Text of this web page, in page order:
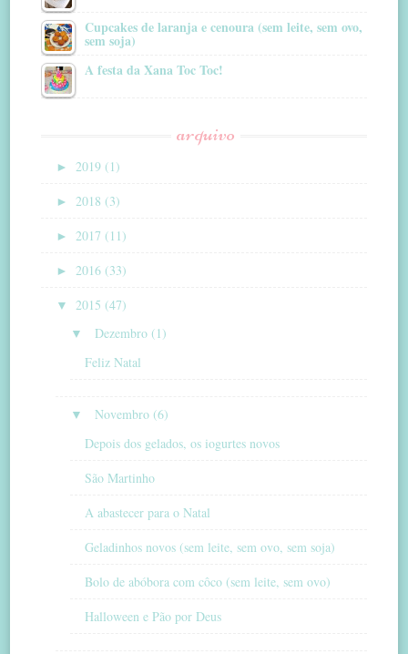
Cupcakes de laranja e cenoura (sem leite, sem ovo,
sem soja)
A festa da Xana Toc Toc!
arquivo
► 2019 (1)
► 2018 (3)
► 2017 (11)
► 2016 (33)
▼ 2015 (47)
▼
Dezembro (1)
Feliz Natal
▼
Novembro (6)
Depois dos gelados, os iogurtes novos
São Martinho
A abastecer para o Natal
Geladinhos novos (sem leite, sem ovo, sem soja)
Bolo de abóbora com côco (sem leite, sem ovo)
Halloween e Pão por Deus